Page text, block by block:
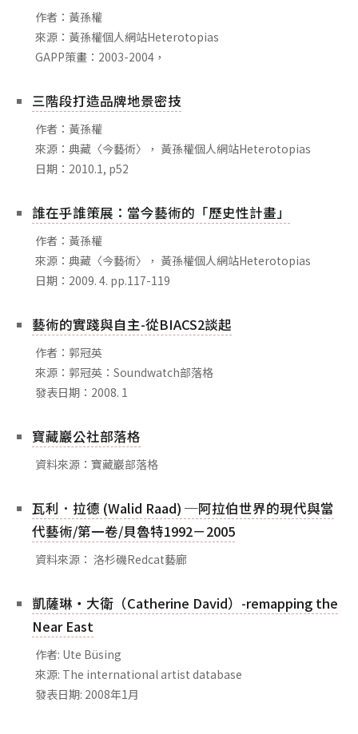
作者：黃孫權
來源：黃孫權個人網站Heterotopias
GAPP策畫：2003-2004，
三階段打造品牌地景密技
作者：黃孫權
來源：典藏〈今藝術〉， 黃孫權個人網站Heterotopias
日期：2010.1, p52
誰在乎誰策展：當今藝術的「歷史性計畫」
作者：黃孫權
來源：典藏〈今藝術〉， 黃孫權個人網站Heterotopias
日期：2009. 4. pp.117-119
藝術的實踐與自主-從BIACS2談起
作者：郭冠英
來源：郭冠英：Soundwatch部落格
發表日期：2008. 1
寶藏巖公社部落格
資料來源：寶藏巖部落格
瓦利．拉德 (Walid Raad) ─阿拉伯世界的現代與當
代藝術/第一卷/貝魯特1992－2005
資料來源： 洛杉磯Redcat藝廊
凱薩琳‧大衛（Catherine David）-remapping the
Near East
作者: Ute Büsing
來源: The international artist database
發表日期: 2008年1月